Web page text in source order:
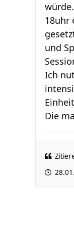
18uhr
und
Ich
Die